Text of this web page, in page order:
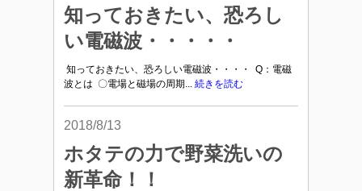
知っておきたい、恐ろし
い電磁波・・・・・
知っておきたい、恐ろしい電磁波・・・・ Q：電磁
波とは 〇電場と磁場の周期... 続きを読む
2018/8/13
ホタテの力で野菜洗いの
新革命！！